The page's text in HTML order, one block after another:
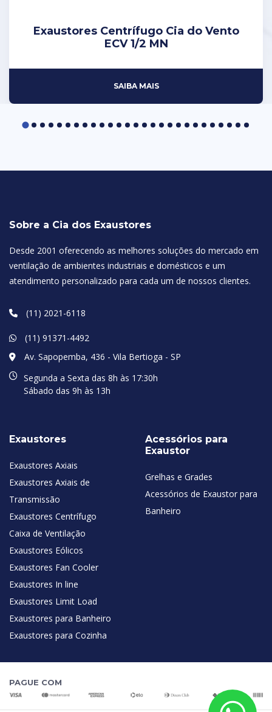
Exaustores Centrí­fugo Cia do Vento
ECV 1/2 MN
SAIBA MAIS
Sobre a Cia dos Exaustores
Desde 2001 oferecendo as melhores soluções do mercado em
ventilação de ambientes industriais e domésticos e um
atendimento personalizado para cada um de nossos clientes.
(11) 2021-6118
(11) 91371-4492
Av. Sapopemba, 436 - Vila Bertioga - SP
Segunda a Sexta das 8h às 17:30h
Sábado das 9h às 13h
Exaustores
Exaustores Axiais
Exaustores Axiais de
Transmissão
Exaustores Centrífugo
Caixa de Ventilação
Exaustores Eólicos
Exaustores Fan Cooler
Exaustores In line
Exaustores Limit Load
Exaustores para Banheiro
Exaustores para Cozinha
Acessórios para
Exaustor
Grelhas e Grades
Acessórios de Exaustor para
Banheiro
PAGUE COM